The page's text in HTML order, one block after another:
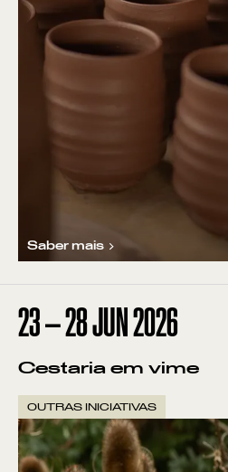
Saber mais
23—28JUN 2026
Cestaria em vime
OUTRAS INICIATIVAS